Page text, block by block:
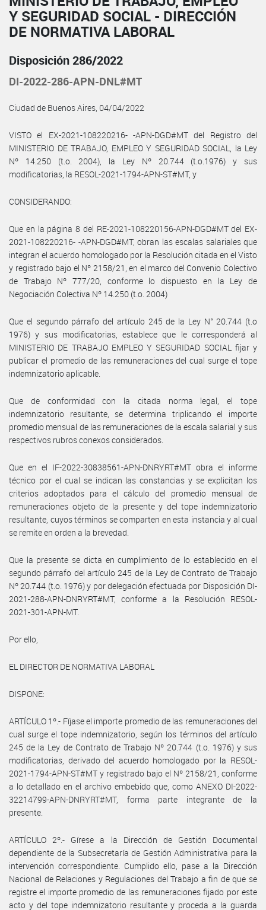
Y SEGURIDAD SOCIAL - DIRECCIÓN
DE NORMATIVA LABORAL
Disposición 286/2022
DI-2022-286-APN-DNL#MT
Ciudad de Buenos Aires, 04/04/2022
VISTO el EX-2021-108220216- -APN-DGD#MT del Registro del
MINISTERIO DE TRABAJO, EMPLEO Y SEGURIDAD SOCIAL, la Ley
Nº 14.250 (t.o. 2004), la Ley Nº 20.744 (t.o.1976) y sus
modificatorias, la RESOL-2021-1794-APN-ST#MT, y
CONSIDERANDO:
Que en la página 8 del RE-2021-108220156-APN-DGD#MT del EX-
2021-108220216- -APN-DGD#MT, obran las escalas salariales que
integran el acuerdo homologado por la Resolución citada en el Visto
y registrado bajo el Nº 2158/21, en el marco del Convenio Colectivo
de Trabajo Nº 777/20, conforme lo dispuesto en la Ley de
Negociación Colectiva Nº 14.250 (t.o. 2004)
Que el segundo párrafo del artículo 245 de la Ley N° 20.744 (t.o
1976) y sus modificatorias, establece que le corresponderá al
MINISTERIO DE TRABAJO EMPLEO Y SEGURIDAD SOCIAL fijar y
publicar el promedio de las remuneraciones del cual surge el tope
indemnizatorio aplicable.
Que de conformidad con la citada norma legal, el tope
indemnizatorio resultante, se determina triplicando el importe
promedio mensual de las remuneraciones de la escala salarial y sus
respectivos rubros conexos considerados.
Que en el IF-2022-30838561-APN-DNRYRT#MT obra el informe
técnico por el cual se indican las constancias y se explicitan los
criterios adoptados para el cálculo del promedio mensual de
remuneraciones objeto de la presente y del tope indemnizatorio
resultante, cuyos términos se comparten en esta instancia y al cual
se remite en orden a la brevedad.
Que la presente se dicta en cumplimiento de lo establecido en el
segundo párrafo del artículo 245 de la Ley de Contrato de Trabajo
Nº 20.744 (t.o. 1976) y por delegación efectuada por Disposición DI-
2021-288-APN-DNRYRT#MT, conforme a la Resolución RESOL-
2021-301-APN-MT.
Por ello,
EL DIRECTOR DE NORMATIVA LABORAL
DISPONE:
ARTÍCULO 1º.- Fíjase el importe promedio de las remuneraciones del
cual surge el tope indemnizatorio, según los términos del artículo
245 de la Ley de Contrato de Trabajo Nº 20.744 (t.o. 1976) y sus
modificatorias, derivado del acuerdo homologado por la RESOL-
2021-1794-APN-ST#MT y registrado bajo el Nº 2158/21, conforme
a lo detallado en el archivo embebido que, como ANEXO DI-2022-
32214799-APN-DNRYRT#MT, forma parte integrante de la
presente.
ARTÍCULO 2º.- Gírese a la Dirección de Gestión Documental
dependiente de la Subsecretaría de Gestión Administrativa para la
intervención correspondiente. Cumplido ello, pase a la Dirección
Nacional de Relaciones y Regulaciones del Trabajo a fin de que se
registre el importe promedio de las remuneraciones fijado por este
acto y del tope indemnizatorio resultante y proceda a la guarda